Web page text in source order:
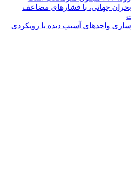
بحران جهانی، با فشارهای مضاعف
واحدهای آسیب دیده با رویکردی